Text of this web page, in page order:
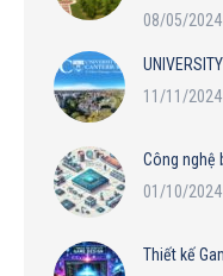
08/05/2024
11/11/2024
Công nghệ
01/10/2024
Thiết kế